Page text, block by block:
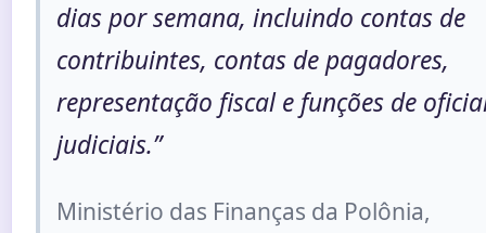
dias por semana, incluindo contas de
contribuintes, contas de pagadores,
representação fiscal e funções de
judiciais.”
Ministério das Finanças da Polônia,